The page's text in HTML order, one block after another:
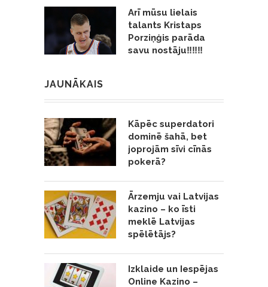
Arī mūsu lielais
talants Kristaps
Porziņģis parāda
savu nostāju‼️‼️‼️
JAUNĀKAIS
Kāpēc superdatori
dominē šahā, bet
joprojām sīvi cīnās
pokerā?
Ārzemju vai Latvijas
kazino – ko īsti
meklē Latvijas
spēlētājs?
Izklaide un Iespējas
Online Kazino –